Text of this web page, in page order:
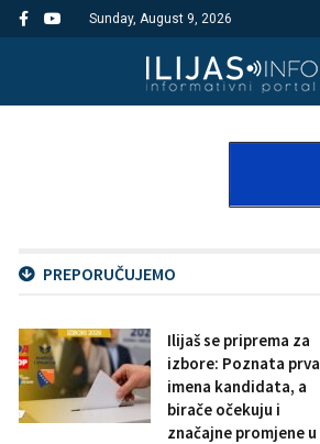
Sunday, August 9, 2026
PREPORUČUJEMO
Ilijaš se priprema za
izbore: Poznata prva
imena kandidata, a
birače očekuju i
značajne promjene u